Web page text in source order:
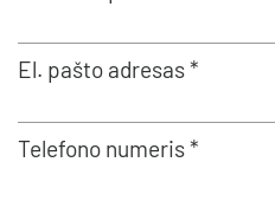
El. pašto adresas *
Telefono numeris *